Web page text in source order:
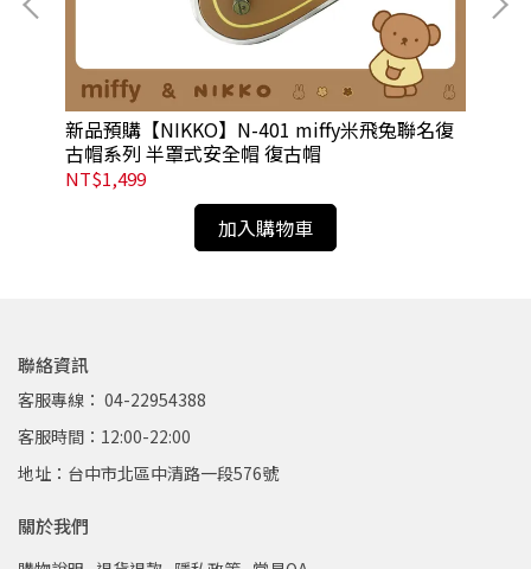
新品預購【NIKKO】N-401 miffy米飛兔聯名復
古帽系列 半罩式安全帽 復古帽
NT$1,499
加入購物車
聯絡資訊
客服專線： 04-22954388
客服時間：12:00-22:00
地址：台中市北區中清路一段576號
關於我們